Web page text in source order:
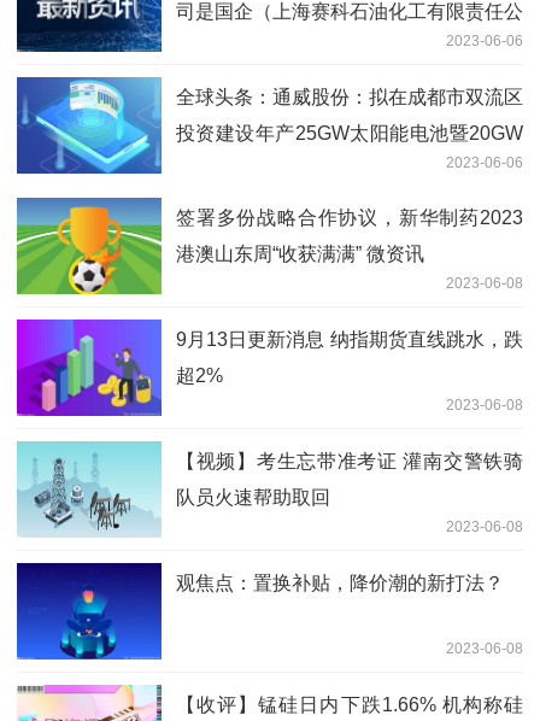
司是国企（上海赛科石油化工有限责任公
2023-06-06
全球头条：通威股份：拟在成都市双流区
投资建设年产25GW太阳能电池暨20GW
2023-06-06
签署多份战略合作协议，新华制药2023
港澳山东周“收获满满” 微资讯
2023-06-08
9月13日更新消息 纳指期货直线跳水，跌
超2%
2023-06-08
【视频】考生忘带准考证 灌南交警铁骑
队员火速帮助取回
2023-06-08
观焦点：置换补贴，降价潮的新打法？
2023-06-08
【收评】锰硅日内下跌1.66% 机构称硅